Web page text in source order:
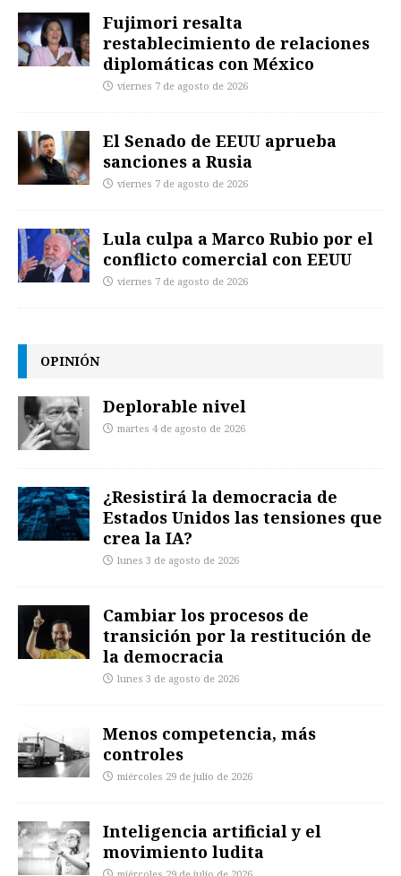
Fujimori resalta
restablecimiento de relaciones
diplomáticas con México
viernes 7 de agosto de 2026
El Senado de EEUU aprueba
sanciones a Rusia
viernes 7 de agosto de 2026
Lula culpa a Marco Rubio por el
conflicto comercial con EEUU
viernes 7 de agosto de 2026
OPINIÓN
Deplorable nivel
martes 4 de agosto de 2026
¿Resistirá la democracia de
Estados Unidos las tensiones que
crea la IA?
lunes 3 de agosto de 2026
Cambiar los procesos de
transición por la restitución de
la democracia
lunes 3 de agosto de 2026
Menos competencia, más
controles
miércoles 29 de julio de 2026
Inteligencia artificial y el
movimiento ludita